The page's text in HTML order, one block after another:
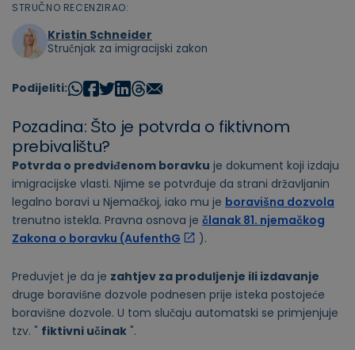
STRUČNO RECENZIRAO:
Kristin Schneider
Stručnjak za imigracijski zakon
Podijeliti:
Pozadina: Što je potvrda o fiktivnom
prebivalištu?
Potvrda o predviđenom boravku je dokument koji izdaju
imigracijske vlasti. Njime se potvrđuje da strani državljanin
legalno boravi u Njemačkoj, iako mu je boravišna dozvola
trenutno istekla. Pravna osnova je članak 81. njemačkog
Zakona o boravku (AufenthG
).
Preduvjet je da je zahtjev za produljenje ili izdavanje
druge boravišne dozvole podnesen prije isteka postojeće
boravišne dozvole. U tom slučaju automatski se primjenjuje
tzv. " fiktivni učinak ".